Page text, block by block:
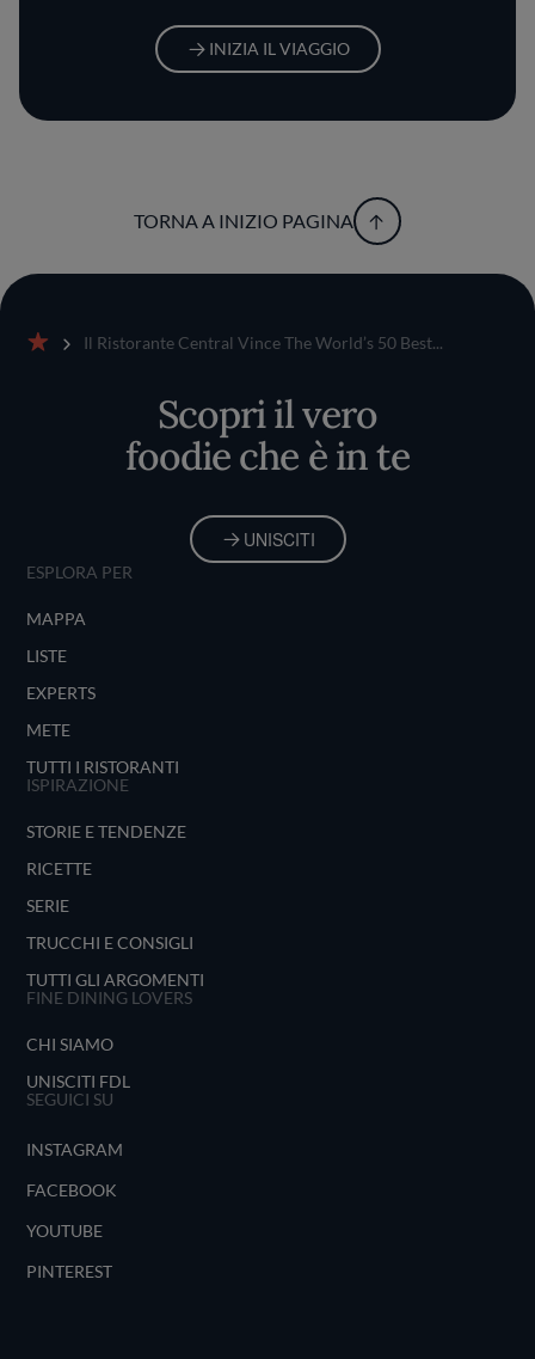
INIZIA IL VIAGGIO
TORNA A INIZIO PAGINA
Il Ristorante Central Vince The World’s 50 Best...
Scopri il vero
foodie che è in te
UNISCITI
ESPLORA PER
MAPPA
LISTE
EXPERTS
METE
TUTTI I RISTORANTI
ISPIRAZIONE
STORIE E TENDENZE
RICETTE
SERIE
TRUCCHI E CONSIGLI
TUTTI GLI ARGOMENTI
FINE DINING LOVERS
CHI SIAMO
UNISCITI FDL
SEGUICI SU
INSTAGRAM
FACEBOOK
YOUTUBE
PINTEREST